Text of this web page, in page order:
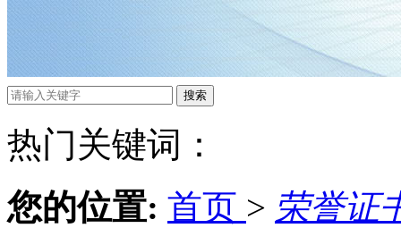
热门关键词：
您的位置: 首页 > 荣誉证